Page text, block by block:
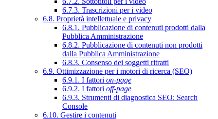
6.7.3. Trascrizioni per i video
6.8. Proprietà intellettuale e privacy
6.8.1. Pubblicazione di contenuti prodotti dalla
Pubblica Amministrazione
6.8.2. Pubblicazione di contenuti non prodotti
dalla Pubblica Amministrazione
6.8.3. Consenso dei soggetti ritratti
6.9. Ottimizzazione per i motori di ricerca (SEO)
6.9.1. I fattori on-page
6.9.2. I fattori off-page
6.9.3. Strumenti di diagnostica SEO: Search
Console
6.10. Gestire i contenuti